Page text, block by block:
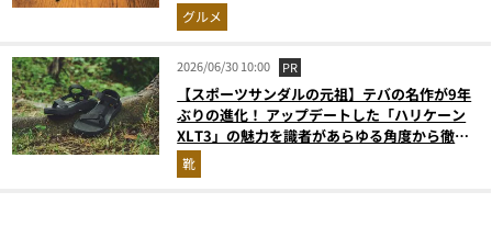
グルメ
2026/06/30 10:00 PR
【スポーツサンダルの元祖】テバの名作が9年
ぶりの進化！ アップデートした「ハリケーン
XLT3」の魅力を識者があらゆる角度から徹底
解説！
靴